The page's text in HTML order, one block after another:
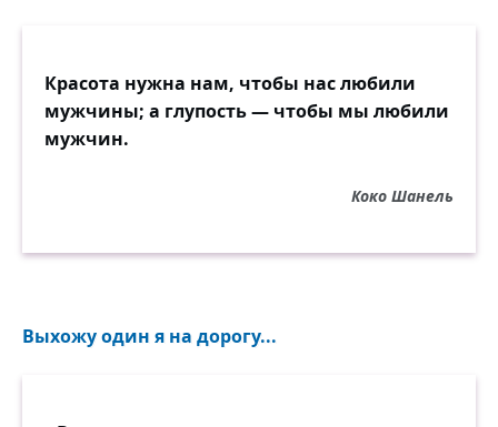
Красота нужна нам, чтобы нас любили
мужчины; а глупость — чтобы мы любили
мужчин.
Коко Шанель
Выхожу один я на дорогу...